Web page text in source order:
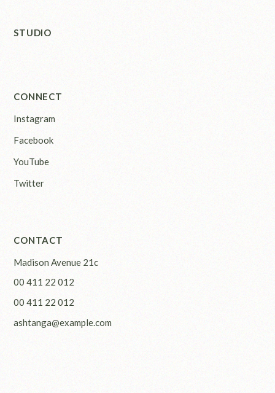
STUDIO
CONNECT
Instagram
Facebook
YouTube
Twitter
CONTACT
Madison Avenue 21c
00 411 22 012
00 411 22 012
ashtanga@example.com